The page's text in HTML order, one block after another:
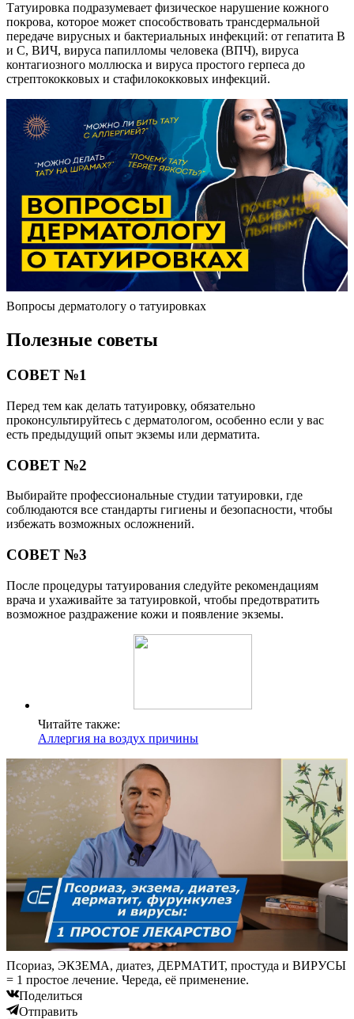
Татуировка подразумевает физическое нарушение кожного
покрова, которое может способствовать трансдермальной
передаче вирусных и бактериальных инфекций: от гепатита В
и С, ВИЧ, вируса папилломы человека (ВПЧ), вируса
контагиозного моллюска и вируса простого герпеса до
стрептококковых и стафилококковых инфекций.
Вопросы дерматологу о татуировках
Полезные советы
СОВЕТ №1
Перед тем как делать татуировку, обязательно
проконсультируйтесь с дерматологом, особенно если у вас
есть предыдущий опыт экземы или дерматита.
СОВЕТ №2
Выбирайте профессиональные студии татуировки, где
соблюдаются все стандарты гигиены и безопасности, чтобы
избежать возможных осложнений.
СОВЕТ №3
После процедуры татуирования следуйте рекомендациям
врача и ухаживайте за татуировкой, чтобы предотвратить
возможное раздражение кожи и появление экземы.
Читайте также:
Аллергия на воздух причины
Псориаз, ЭКЗЕМА, диатез, ДЕРМАТИТ, простуда и ВИРУСЫ
= 1 простое лечение. Череда, её применение.
Поделиться
Отправить